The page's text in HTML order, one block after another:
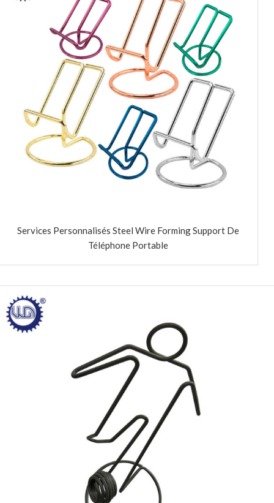
Services Personnalisés Steel Wire Forming Support De
Téléphone Portable